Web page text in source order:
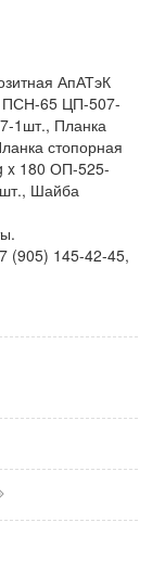
АпАТэК
ПСН-65 ЦП-507-
1шт., Планка
стопорная
x 180 ОП-525-
Шайба
(905) 145-42-45,